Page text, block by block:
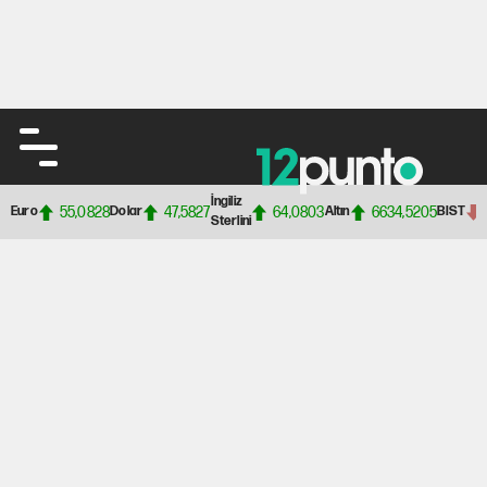
Euro 55,0828Dolar 47,5827
İngiliz
Sterlini
64,0803Altın 6634,5205BIST